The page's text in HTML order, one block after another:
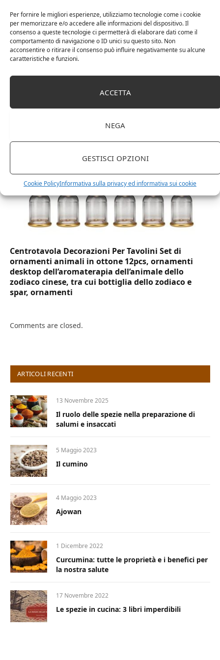
Per fornire le migliori esperienze, utilizziamo tecnologie come i cookie
per memorizzare e/o accedere alle informazioni del dispositivo. Il
consenso a queste tecnologie ci permetterà di elaborare dati come il
comportamento di navigazione o ID unici su questo sito. Non
acconsentire o ritirare il consenso può influire negativamente su alcune
caratteristiche e funzioni.
ACCETTA
NEGA
GESTISCI OPZIONI
Cookie PolicyInformativa sulla privacy ed informativa sui cookie
trasparenti monouso 350 ML tacca 0,3 alta qualità
Centrotavola Decorazioni Per Tavolini Set di
ornamenti animali in ottone 12pcs, ornamenti
desktop dell’aromaterapia dell’animale dello
zodiaco cinese, tra cui bottiglia dello zodiaco e
spar, ornamenti
Comments are closed.
ARTICOLI RECENTI
13 Novembre 2025
Il ruolo delle spezie nella preparazione di
salumi e insaccati
5 Maggio 2023
Il cumino
4 Maggio 2023
Ajowan
1 Dicembre 2022
Curcumina: tutte le proprietà e i benefici per
la nostra salute
17 Novembre 2022
Le spezie in cucina: 3 libri imperdibili